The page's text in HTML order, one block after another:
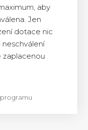
aby
Jen
dotace nic
zaplacenou